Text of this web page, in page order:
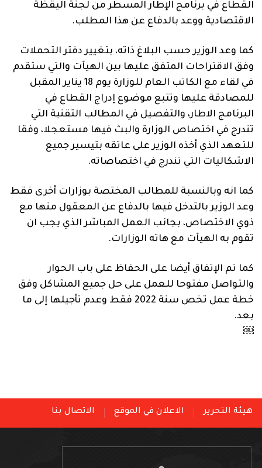
القطاع في برنامج الإطار المسطر من لجنة اليقظة
الاقتصادية ووعد بالدفاع عن هذا المطلب.
كما وعد الوزير حسب البلاغ ذاته، بتغيير دفتر التحملات
وفق الاقتراحات المتفق عليها بين الهيآت والتي ستقدم
في لقاء مع الكاتب العام للوزارة يوم 18 يناير المقبل
للمصادقة عليها وتتبع موضوع إدراج القطاع في
البرنامج الاطار، والتفصيل في المطالب التقنية التي
تندرج في اختصاص الوزارة والبث فيها مستعجلا، وفقا
للتعهد الذي أخذه الوزير على عاتقه بتيسير جميع
الاشكاليات التي تندرج في اختصاصاته.
كما انه وبالنسبة للمطالب المختصة بوزارات أخرى فقط
وعد الوزير بالتدخل فيها بالدفاع عن المعقول منها مع
ذوي الاختصاص، بجانب العمل المباشر الذي يجب ان
تقوم به الهيآت مع هاته الوزارات.
كما تم الإتفاق أيضا على الحفاظ على باب الحوار
والتواصل مفتوحا للعمل على حل جميع المشاكل وفق
خطة عمل تخص سنة 2022 فقط وعدم تأجيلها إلى ما
بعد.
￼
هيئة التحرير الاعلان في الموقع الاتصال بنا